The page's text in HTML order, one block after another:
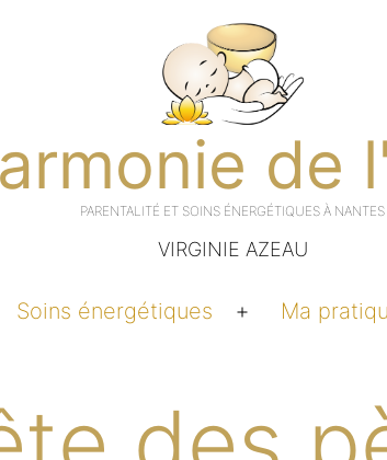
de
VIRGINIE AZEAU
Soins énergétiques
Ouvrir
Ma